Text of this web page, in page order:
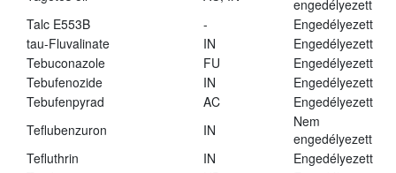
engedélyezett
Talc E553B
-
Engedélyezett
tau-Fluvalinate
IN
Engedélyezett
Tebuconazole
FU
Engedélyezett
Tebufenozide
IN
Engedélyezett
Tebufenpyrad
AC
Engedélyezett
Teflubenzuron
IN
Nem
engedélyezett
Tefluthrin
IN
Engedélyezett